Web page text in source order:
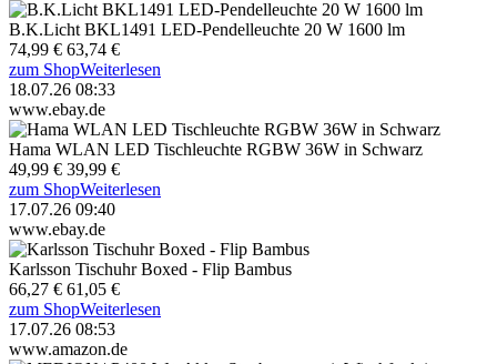
B.K.Licht BKL1491 LED-Pendelleuchte 20 W 1600 lm
74,99 € 63,74 €
zum ShopWeiterlesen
18.07.26 08:33
www.ebay.de
Hama WLAN LED Tischleuchte RGBW 36W in Schwarz
49,99 € 39,99 €
zum ShopWeiterlesen
17.07.26 09:40
www.ebay.de
Karlsson Tischuhr Boxed - Flip Bambus
66,27 € 61,05 €
zum ShopWeiterlesen
17.07.26 08:53
www.amazon.de